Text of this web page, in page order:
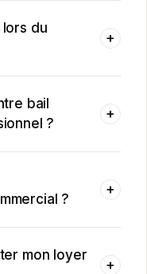
du
+
bail
?
+
?
+
mon loyer
+